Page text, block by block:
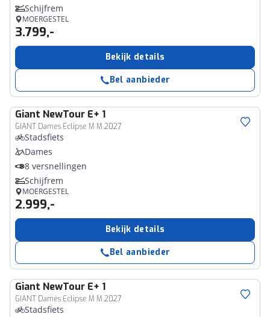
Schijfrem
MOERGESTEL
3.799,-
Bekijk details
Bel aanbieder
Giant NewTour E+ 1
GIANT Dames Eclipse M M 2027
Stadsfiets
Dames
8 versnellingen
Schijfrem
MOERGESTEL
2.999,-
Bekijk details
Bel aanbieder
Giant NewTour E+ 1
GIANT Dames Eclipse M M 2027
Stadsfiets